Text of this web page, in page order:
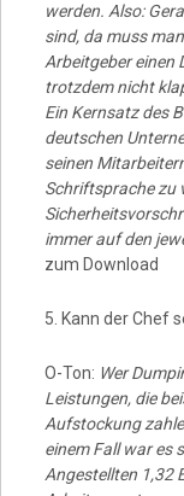
werden. Also:
sind, da muss
Arbeitgeber einen
trotzdem nicht
Ein Kernsatz des
deutschen
seinen
Schriftsprache zu
immer auf den
zum Download
5. Kann der Chef
O-Ton: Wer
Leistungen, die
Aufstockung
einem Fall war es
Angestellten 1,32